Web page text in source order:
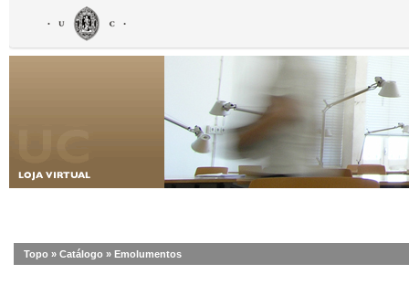
Topo » Catálogo » Emolumentos